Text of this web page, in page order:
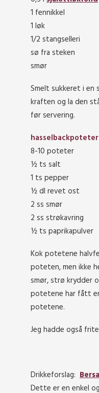
1 fennikkel
1 løk
1/2 stangselleri
sø fra steken
smør
Smelt sukkeret i en
kraften og la den
før servering.
hasselbackpoteter
8-10 poteter
½ ts salt
1 ts pepper
½ dl revet ost
2 ss smør
2 ss strøkavring
½ ts paprikapulver
Kok potetene
poteten, men ikke
smør, strø krydder
potetene har fått
potetene.
Jeg hadde også
Drikkeforslag:
Dette er en enkel